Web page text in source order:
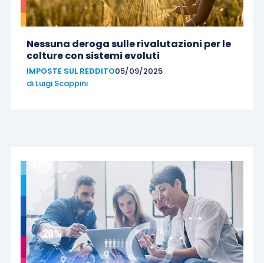
Nessuna deroga sulle rivalutazioni per le
colture con sistemi evoluti
IMPOSTE SUL REDDITO05/09/2025
di Luigi Scappini